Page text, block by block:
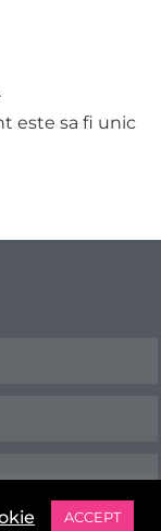
este sa fi unic
ACCEPT